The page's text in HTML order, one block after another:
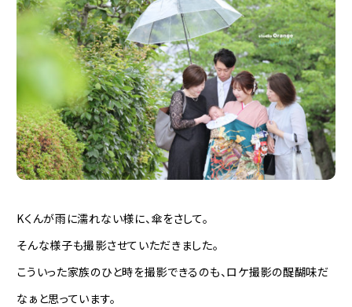
Kくんが雨に濡れない様に、傘をさして。
そんな様子も撮影させていただきました。
こういった家族のひと時を撮影できるのも、ロケ撮影の醍醐味だ
なぁと思っています。